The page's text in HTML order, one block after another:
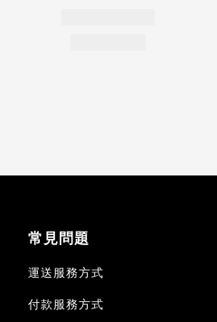
常見問題
運送服務方式
付款服務方式